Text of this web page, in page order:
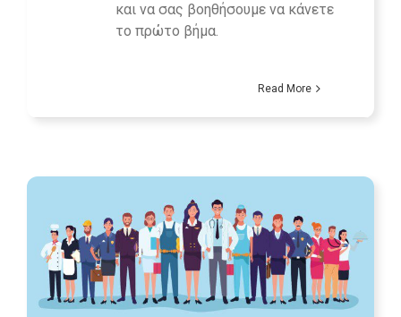
και να σας βοηθήσουμε να κάνετε
το πρώτο βήμα.
Read More